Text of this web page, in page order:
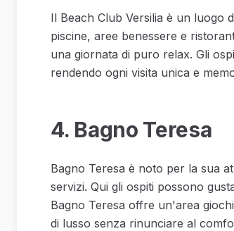
Il Beach Club Versilia è un luogo
piscine, aree benessere e
una giornata di puro relax. Gli
rendendo ogni visita unica e
4. Bagno Teresa
Bagno Teresa è noto per la sua
servizi. Qui gli ospiti possono
Bagno Teresa offre un'area
di lusso senza rinunciare al